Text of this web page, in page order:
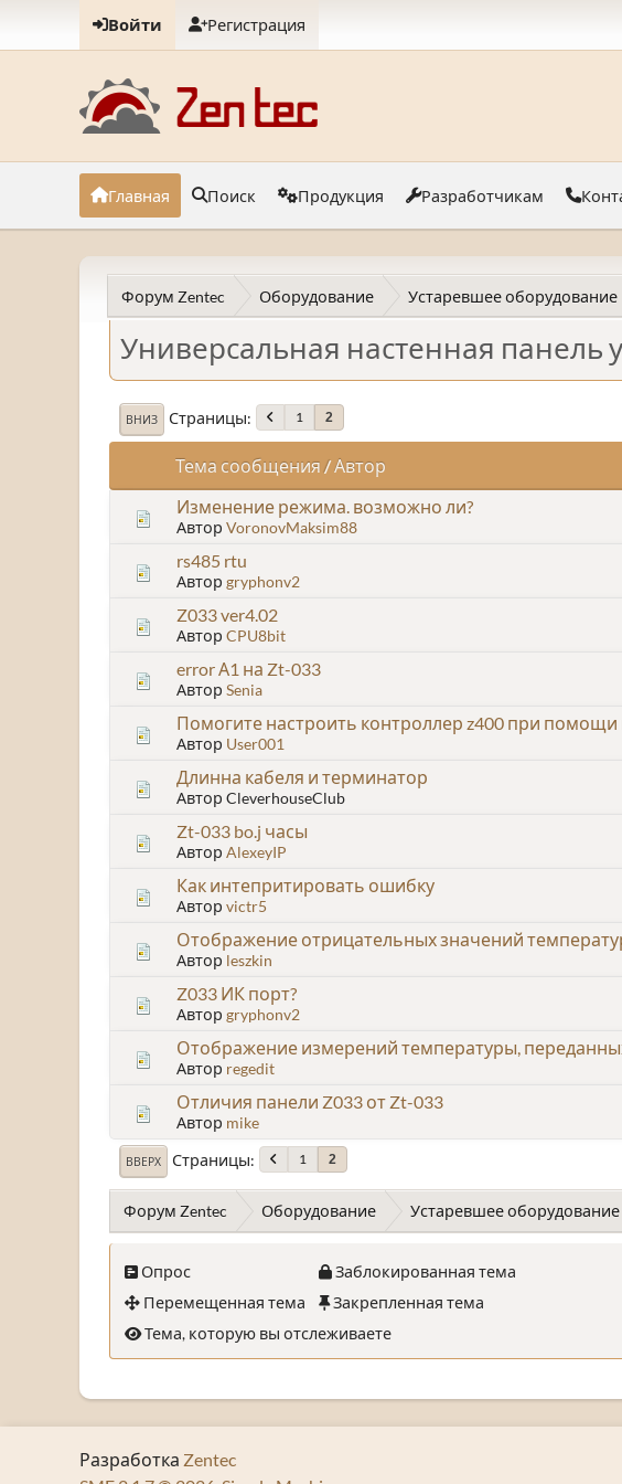
Войти Регистрация
Главная Поиск Продукция Разработчикам
Форум Zentec Оборудование Устаревшее оборудование
Универсальная настенная панель
ВНИЗ Страницы 1 2
Тема сообщения / Автор
Изменение режима. возможно ли?
Автор VoronovMaksim88
rs485 rtu
Автор gryphonv2
Z033 ver4.02
Автор CPU8bit
error А1 на Zt-033
Автор Senia
Помогите настроить контроллер z400 при помощи
Автор User001
Длинна кабеля и терминатор
Автор CleverhouseClub
Zt-033 bo.j часы
Автор AlexeyIP
Как интепритировать ошибку
Автор victr5
Отображение отрицательных значений
Автор leszkin
Z033 ИК порт?
Автор gryphonv2
Отображение измерений температуры,
Автор regedit
Отличия панели Z033 от Zt-033
Автор mike
ВВЕРХ Страницы 1 2
Форум Zentec Оборудование Устаревшее оборудование
Опрос
Перемещенная тема
Заблокированная тема
Закрепленная тема
Тема, которую вы отслеживаете
Разработка Zentec